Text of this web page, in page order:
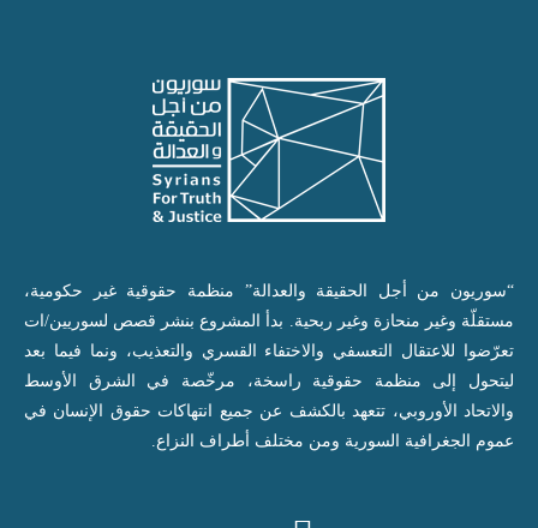
“سوريون من أجل الحقيقة والعدالة” منظمة حقوقية غير حكومية،
مستقلّة وغير منحازة وغير ربحية. بدأ المشروع بنشر قصص لسوريين/ات
تعرّضوا للاعتقال التعسفي والاختفاء القسري والتعذيب، ونما فيما بعد
ليتحول إلى منظمة حقوقية راسخة، مرخّصة في الشرق الأوسط
والاتحاد الأوروبي، تتعهد بالكشف عن جميع انتهاكات حقوق الإنسان في
عموم الجغرافية السورية ومن مختلف أطراف النزاع.